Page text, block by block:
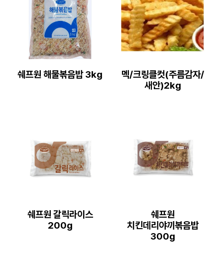
쉐프원 해물볶음밥 3kg
멕/크링클컷(주름감자/
새안)2kg
쉐프원 갈릭라이스
200g
쉐프원
치킨데리야끼볶음밥
300g